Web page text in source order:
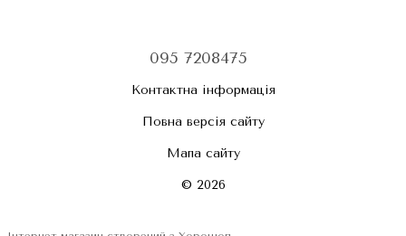
095 7208475
Контактна інформація
Повна версія сайту
Мапа сайту
© 2026